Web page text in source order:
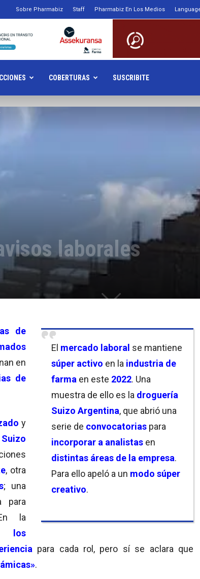
Sobre Pharmabiz Staff Pharmabiz En Los Medios
COBERTURAS SUSCRIBITE
laborales
El mercado laboral se mantiene
súper activo en la industria de
farma en este 2022. Una
muestra de ello es la droguería
Suizo Argentina, que abrió una
serie de convocatorias para
incorporar a analistas en
distintas áreas de la empresa.
Para ello apeló a un modo súper
creativo.
de
en
de
y
, otra
; una
para
la
los
para cada rol, pero sí se aclara que
.